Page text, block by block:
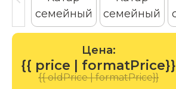
Цена:
{{ price | formatPrice}}
{{ oldPrice | formatPrice}}